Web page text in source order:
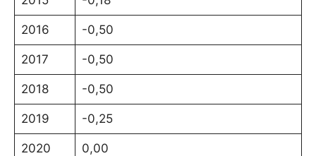
2016 -0,50
2017 -0,50
2018 -0,50
2019 -0,25
2020 0,00